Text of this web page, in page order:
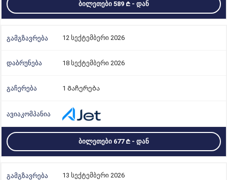
ᲑᲘᲚᲔᲗᲔᲑᲘ 589 - ᲓᲐᲜ
12 სექტემბერი 2026
18 სექტემბერი 2026
1 Გაჩერება
ᲑᲘᲚᲔᲗᲔᲑᲘ 677 - ᲓᲐᲜ
13 სექტემბერი 2026